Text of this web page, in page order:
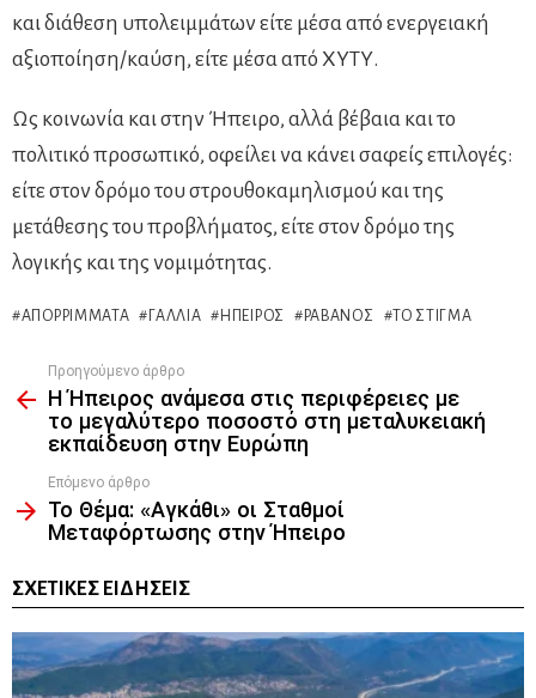
και διάθεση υπολειμμάτων είτε μέσα από ενεργειακή
αξιοποίηση/καύση, είτε μέσα από ΧΥΤΥ.
Ως κοινωνία και στην Ήπειρο, αλλά βέβαια και το
πολιτικό προσωπικό, οφείλει να κάνει σαφείς επιλογές:
είτε στον δρόμο του στρουθοκαμηλισμού και της
μετάθεσης του προβλήματος, είτε στον δρόμο της
λογικής και της νομιμότητας.
ΑΠΟΡΡΊΜΜΑΤΑ ΓΑΛΛΊΑ ΉΠΕΙΡΟΣ ΡΑΒΑΝΌΣ ΤΟ ΣΤΊΓΜΑ
more
Προηγούμενο άρθρο
Η Ήπειρος ανάμεσα στις περιφέρειες με
το μεγαλύτερο ποσοστό στη μεταλυκειακή
εκπαίδευση στην Ευρώπη
Επόμενο άρθρο
Το Θέμα: «Αγκάθι» οι Σταθμοί
Μεταφόρτωσης στην Ήπειρο
ΣΧΕΤΙΚΈΣ ΕΙΔΉΣΕΙΣ